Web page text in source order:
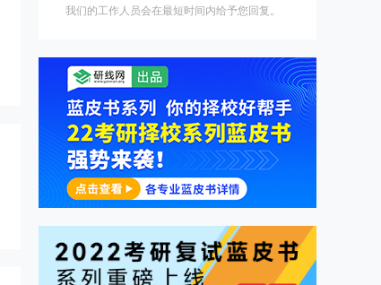
我们的工作人员会在最短时间内给予您回复。